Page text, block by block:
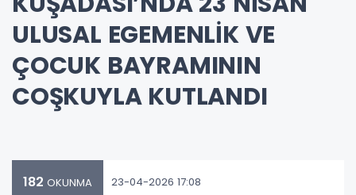
ULUSAL EGEMENLİK VE
ÇOCUK BAYRAMININ
COŞKUYLA KUTLANDI
182 OKUNMA 23-04-2026 17:08